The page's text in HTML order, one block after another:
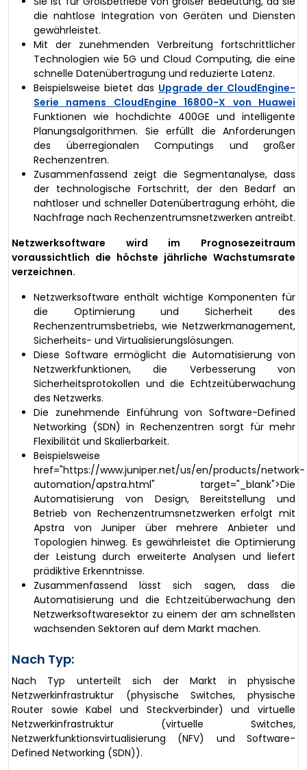
die nahtlose Integration von Geräten und Diensten
gewährleistet.
Mit der zunehmenden Verbreitung fortschrittlicher
Technologien wie 5G und Cloud Computing, die eine
schnelle Datenübertragung und reduzierte Latenz.
Beispielsweise bietet das Upgrade der CloudEngine-
Serie namens CloudEngine 16800-X von Huawei
Funktionen wie hochdichte 400GE und intelligente
Planungsalgorithmen. Sie erfüllt die Anforderungen
des überregionalen Computings und großer
Rechenzentren.
Zusammenfassend zeigt die Segmentanalyse, dass
der technologische Fortschritt, der den Bedarf an
nahtloser und schneller Datenübertragung erhöht, die
Nachfrage nach Rechenzentrumsnetzwerken antreibt.
Netzwerksoftware wird im Prognosezeitraum
voraussichtlich die höchste jährliche Wachstumsrate
verzeichnen.
Netzwerksoftware enthält wichtige Komponenten für
die Optimierung und Sicherheit des
Rechenzentrumsbetriebs, wie Netzwerkmanagement,
Sicherheits- und Virtualisierungslösungen.
Diese Software ermöglicht die Automatisierung von
Netzwerkfunktionen, die Verbesserung von
Sicherheitsprotokollen und die Echtzeitüberwachung
des Netzwerks.
Die zunehmende Einführung von Software-Defined
Networking (SDN) in Rechenzentren sorgt für mehr
Flexibilität und Skalierbarkeit.
Beispielsweise
href="https://www.juniper.net/us/en/products/network-
automation/apstra.html" target="_blank">Die
Automatisierung von Design, Bereitstellung und
Betrieb von Rechenzentrumsnetzwerken erfolgt mit
Apstra von Juniper über mehrere Anbieter und
Topologien hinweg. Es gewährleistet die Optimierung
der Leistung durch erweiterte Analysen und liefert
prädiktive Erkenntnisse.
Zusammenfassend lässt sich sagen, dass die
Automatisierung und die Echtzeitüberwachung den
Netzwerksoftwaresektor zu einem der am schnellsten
wachsenden Sektoren auf dem Markt machen.
Nach Typ:
Nach Typ unterteilt sich der Markt in physische
Netzwerkinfrastruktur (physische Switches, physische
Router sowie Kabel und Steckverbinder) und virtuelle
Netzwerkinfrastruktur (virtuelle Switches,
Netzwerkfunktionsvirtualisierung (NFV) und Software-
Defined Networking (SDN)).